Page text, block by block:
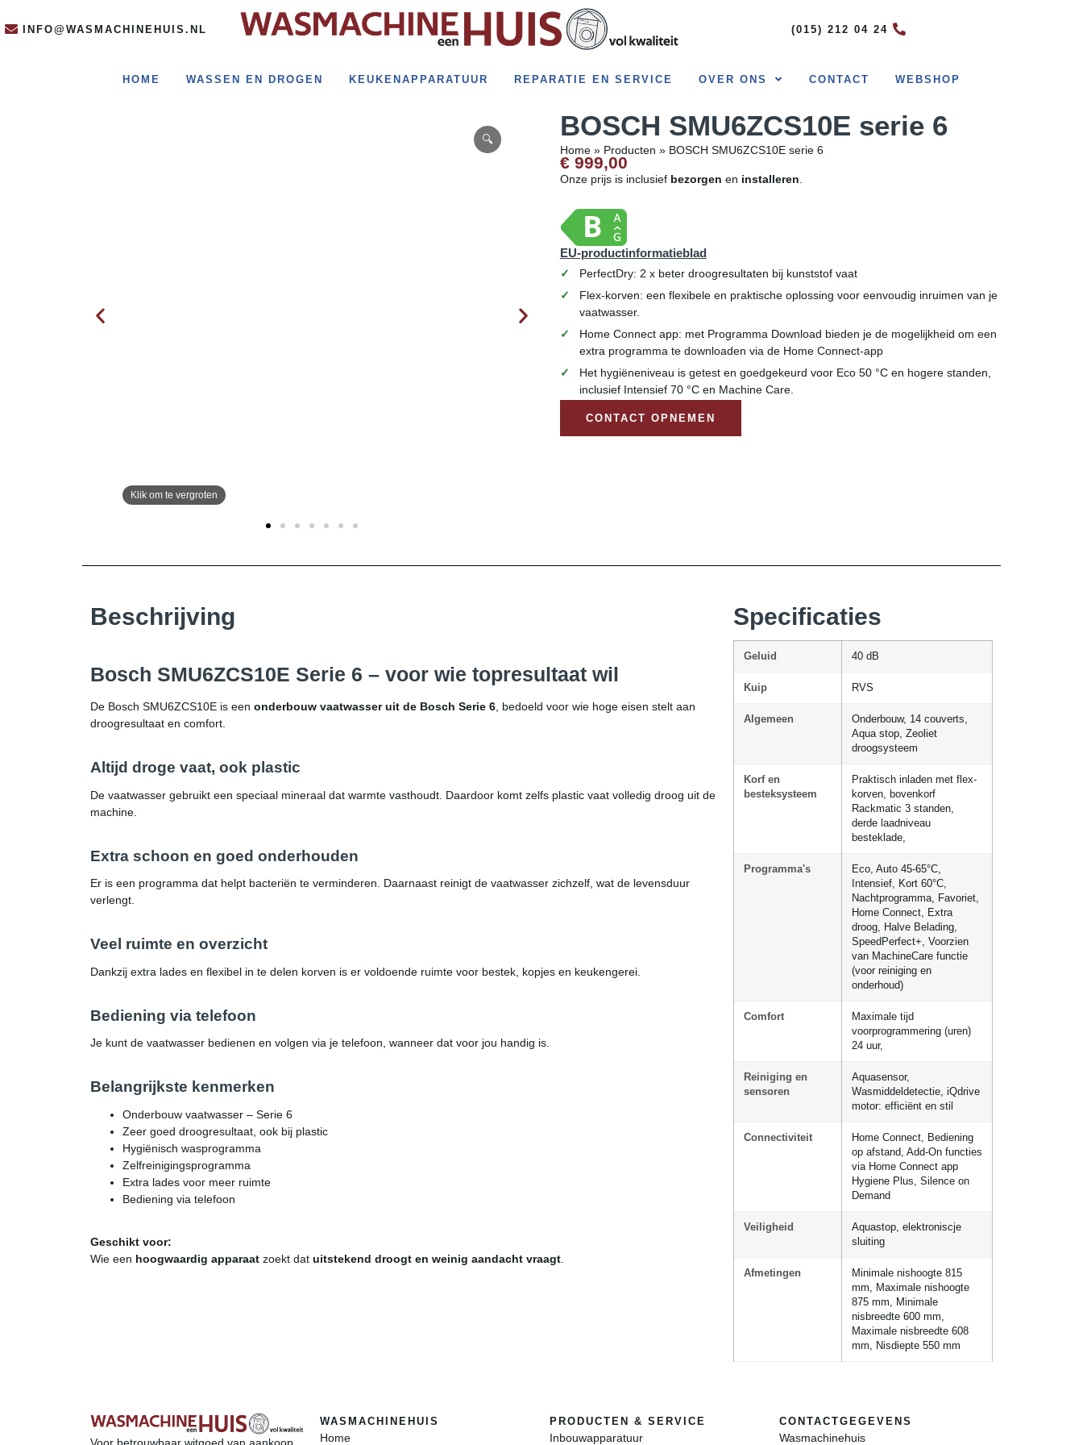
INFO@WASMACHINEHUIS.NL (015) 212 04 24
HOME WASSEN EN DROGEN KEUKENAPPARATUUR REPARATIE EN SERVICE OVER ONS CONTACT WEBSHOP
BOSCH SMU6ZCS10E serie 6
Home» Producten » BOSCH SMU6ZCS10E serie 6
€ 999,00
Onze prijs is inclusief bezorgen en installeren
EU-productinformatieblad
PerfectDry: 2 x beter droogresultaten bij kunststof vaat
Flex-korven: een flexibele en praktische oplossing voor eenvoudig inruimen van je
vaatwasser.
Home Connect app: met Programma Download bieden je de mogelijkheid om een
extra programma te downloaden via de Home Connect-app
Het hygiëneniveau is getest en goedgekeurd voor Eco 50 °C en hogere standen,
inclusief Intensief 70 °C en Machine Care.
CONTACT OPNEMEN
Beschrijving
Bosch SMU6ZCS10E Serie 6 – voor wie topresultaat wil
De Bosch SMU6ZCS10E is een onderbouw vaatwasser uit de Bosch Serie 6, bedoeld voor wie hoge eisen stelt aan
droogresultaat en comfort.
Altijd droge vaat, ook plastic
De vaatwasser gebruikt een speciaal mineraal dat warmte vasthoudt. Daardoor komt zelfs plastic vaat volledig droog uit de
machine.
Extra schoon en goed onderhouden
Er is een programma dat helpt bacteriën te verminderen. Daarnaast reinigt de vaatwasser zichzelf, wat de levensduur
verlengt.
Veel ruimte en overzicht
Dankzij extra lades en flexibel in te delen korven is er voldoende ruimte voor bestek, kopjes en keukengerei.
Bediening via telefoon
Je kunt de vaatwasser bedienen en volgen via je telefoon, wanneer dat voor jou handig is.
Belangrijkste kenmerken
Onderbouw vaatwasser – Serie 6
Zeer goed droogresultaat, ook bij plastic
Hygiënisch wasprogramma
Zelfreinigingsprogramma
Extra lades voor meer ruimte
Bediening via telefoon
Geschikt voor:
Wie een hoogwaardig apparaat zoekt dat uitstekend droogt en weinig aandacht vraagt
Specificaties
Geluid 40 dB
Kuip RVS
Algemeen
Onderbouw, 14 couverts,
Aqua stop, Zeoliet
droogsysteem
Korf en
besteksysteem
Praktisch inladen met flex-
korven, bovenkorf
Rackmatic 3 standen,
derde laadniveau
besteklade,
Programma's
Eco, Auto 45-65°C,
Intensief, Kort 60°C,
Nachtprogramma, Favoriet,
Home Connect, Extra
droog, Halve Belading,
SpeedPerfect+, Voorzien
van MachineCare functie
(voor reiniging en
onderhoud)
Comfort
Maximale tijd
voorprogrammering (uren)
24 uur,
Reiniging en
sensoren
Aquasensor,
Wasmiddeldetectie, iQdrive
motor: efficiënt en stil
Connectiviteit
Home Connect, Bediening
op afstand, Add-On functies
via Home Connect app
Hygiene Plus, Silence on
Demand
Veiligheid
Aquastop, elektroniscje
sluiting
Afmetingen
Minimale nishoogte 815
mm, Maximale nishoogte
875 mm, Minimale
nisbreedte 600 mm,
Maximale nisbreedte 608
mm, Nisdiepte 550 mm
Voor betrouwbaar witgoed van aankoop
WASMACHINEHUIS
Home
PRODUCTEN & SERVICE
Inbouwapparatuur
CONTACTGEGEVENS
Wasmachinehuis